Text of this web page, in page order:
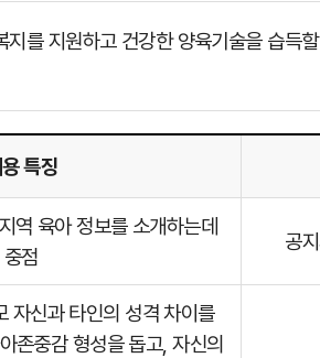
를 지원하고 건강한 양육기술을 습득
특징
역 육아 정보를 소개하는데
중점
공
자신과 타인의 성격 차이를
존중감 형성을 돕고, 자신의